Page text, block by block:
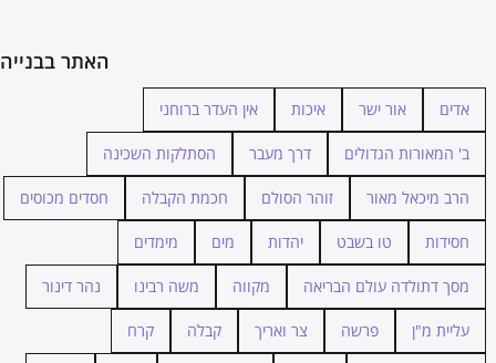
האתר בבנייה
אדים אור ישר איכות אין העדר ברוחני
ב' המאורות הגדולים דרך מעבר הסתלקות השכינה
הרב מיכאל מאור זוהר הסולם חכמת הקבלה חסדים מכוסים
חסידות טו בשבט יהדות מים מימדים
מסך דתולדה עולם הבריאה מקווה משה רבינו נהר דינור
עליית מ"ן פרשה צר ואריך קבלה קרח